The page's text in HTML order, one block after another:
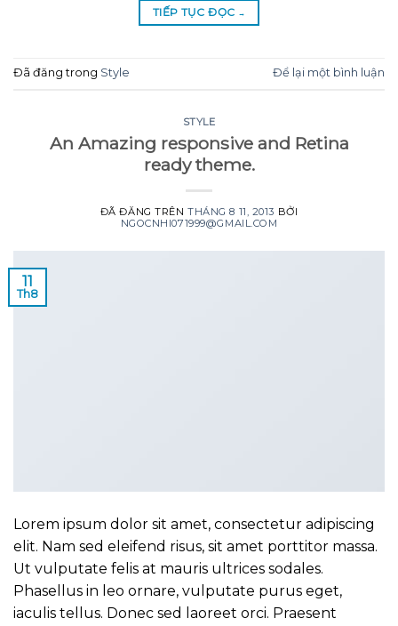
TIẾP TỤC ĐỌC →
Đã đăng trong Style Để lại một bình luận
STYLE
An Amazing responsive and Retina
ready theme.
ĐÃ ĐĂNG TRÊNTHÁNG 8 11, 2013 BỞI
NGOCNHI071999@GMAIL.COM
11
Th8
Lorem ipsum dolor sit amet, consectetur adipiscing
elit. Nam sed eleifend risus, sit amet porttitor massa.
Ut vulputate felis at mauris ultrices sodales.
Phasellus in leo ornare, vulputate purus eget,
iaculis tellus. Donec sed laoreet orci. Praesent